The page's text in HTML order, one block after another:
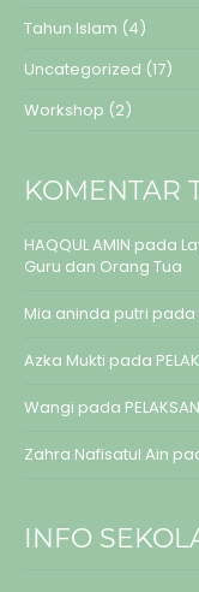
Tahun Islam (4)
Uncategorized (17)
Workshop (2)
KOMENTAR
HAQQUL AMIN pada
Guru dan Orang Tua
Mia aninda putri pada
Azka Mukti pada
Wangi pada
Zahra Nafisatul Ain
INFO